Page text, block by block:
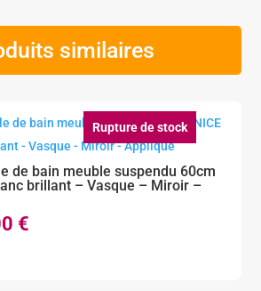
similaires
Rupture de stock
de bain meuble suspendu 60cm
brillant – Vasque – Miroir –
€